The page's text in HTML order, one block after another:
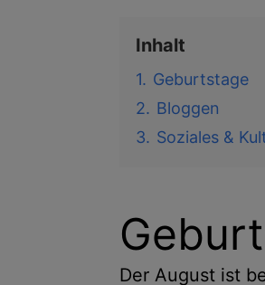
Inhalt
1. Geburtstage
2. Bloggen
3. Soziales &
Der August ist